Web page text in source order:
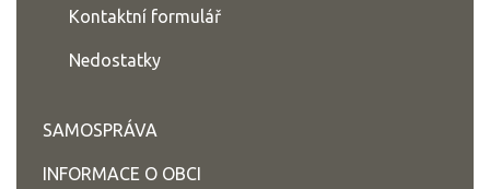
Kontaktní formulář
Nedostatky
SAMOSPRÁVA
INFORMACE O OBCI